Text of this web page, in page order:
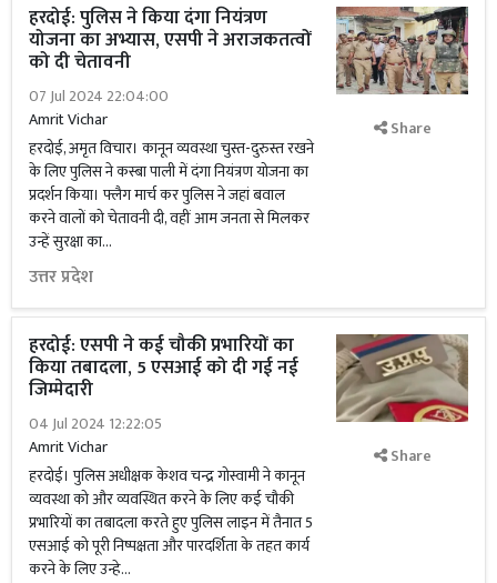
हरदोई: पुलिस ने किया दंगा नियंत्रण
योजना का अभ्यास, एसपी ने अराजकतत्वों
को दी चेतावनी
07 Jul 2024 22:04:00
Amrit Vichar
हरदोई, अमृत विचार। कानून व्यवस्था चुस्त-दुरुस्त रखने
के लिए पुलिस ने कस्बा पाली में दंगा नियंत्रण योजना का
प्रदर्शन किया। फ्लैग मार्च कर पुलिस ने जहां बवाल
करने वालों को चेतावनी दी, वहीं आम जनता से मिलकर
उन्हें सुरक्षा का...
उत्तर प्रदेश
Share
हरदोई: एसपी ने कई चौकी प्रभारियों का
किया तबादला, 5 एसआई को दी गई नई
जिम्मेदारी
04 Jul 2024 12:22:05
Amrit Vichar
हरदोई। पुलिस अधीक्षक केशव चन्द्र गोस्वामी ने कानून
व्यवस्था को और व्यवस्थित करने के लिए कई चौकी
प्रभारियों का तबादला करते हुए पुलिस लाइन में तैनात 5
एसआई को पूरी निष्पक्षता और पारदर्शिता के तहत कार्य
करने के लिए उन्हे...
Share